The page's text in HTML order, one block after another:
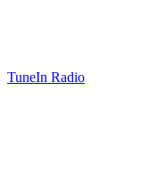
TuneIn Radio